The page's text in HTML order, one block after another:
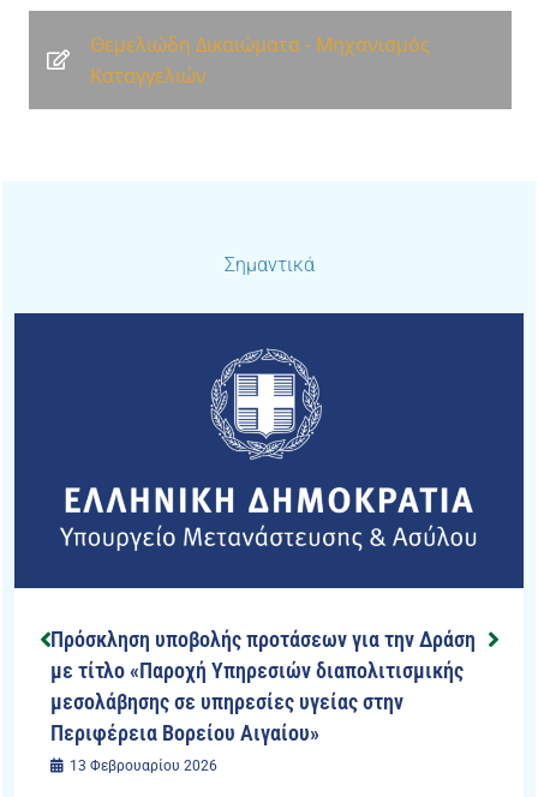
Θεμελιώδη Δικαιώματα - Μηχανισμός
Καταγγελιών
Σημαντικά
Πρόσκληση υποβολής προτάσεων για την Δράση
με τίτλο «Παροχή Υπηρεσιών διαπολιτισμικής
μεσολάβησης σε υπηρεσίες υγείας στην
Περιφέρεια Βορείου Αιγαίου»
13 Φεβρουαρίου 2026